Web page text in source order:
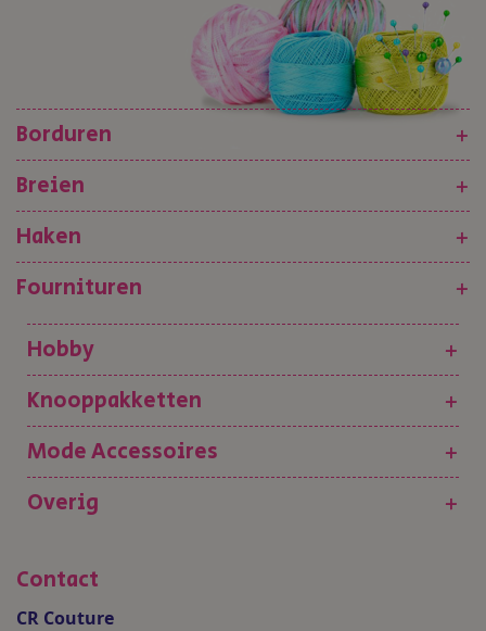
Borduren
+
Breien
+
Haken
+
Fournituren
+
Hobby
+
Knooppakketten
+
Mode Accessoires
+
Overig
+
Contact
CR Couture